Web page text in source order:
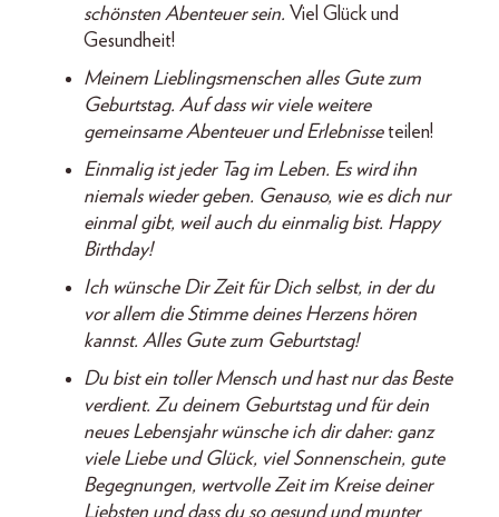
schönsten Abenteuer sein. Viel Glück und
Gesundheit!
Meinem Lieblingsmenschen alles Gute zum
Geburtstag. Auf dass wir viele weitere
gemeinsame Abenteuer und Erlebnisseteilen!
Einmalig ist jeder Tag im Leben. Es wird ihn
niemals wieder geben. Genauso, wie es dich nur
einmal gibt, weil auch du einmalig bist. Happy
Birthday!
Ich wünsche Dir Zeit für Dich selbst, in der du
vor allem die Stimme deines Herzens hören
kannst. Alles Gute zum Geburtstag!
Du bist ein toller Mensch und hast nur das Beste
verdient. Zu deinem Geburtstag und für dein
neues Lebensjahr wünsche ich dir daher: ganz
viele Liebe und Glück, viel Sonnenschein, gute
Begegnungen, wertvolle Zeit im Kreise deiner